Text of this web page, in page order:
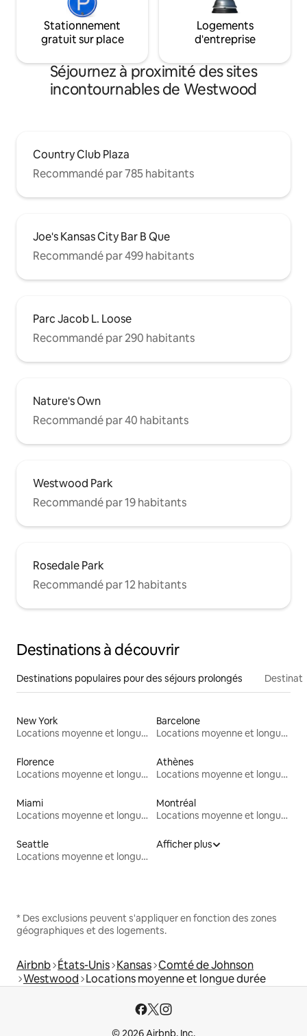
Stationnement
gratuit sur place
Logements
d'entreprise
Séjournez à proximité des sites
incontournables de Westwood
Country Club Plaza
Recommandé par 785 habitants
Joe's Kansas City Bar B Que
Recommandé par 499 habitants
Parc Jacob L. Loose
Recommandé par 290 habitants
Nature's Own
Recommandé par 40 habitants
Westwood Park
Recommandé par 19 habitants
Rosedale Park
Recommandé par 12 habitants
Destinations à découvrir
Destinations populaires pour des séjours prolongés
New York
Locations moyenne et longue durée
Barcelone
Locations moyenne et longue durée
Florence
Locations moyenne et longue durée
Athènes
Locations moyenne et longue durée
Miami
Locations moyenne et longue durée
Montréal
Locations moyenne et longue durée
Seattle
Locations moyenne et longue durée
Afficher plus
* Des exclusions peuvent s'appliquer en fonction des zones
géographiques et des logements.
Airbnb États-Unis Kansas Comté de Johnson
Westwood Locations moyenne et longue durée
© 2026 Airbnb, Inc.